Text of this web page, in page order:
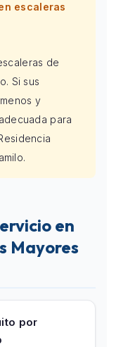
escaleras
de
Si sus
y
para
en
Mayores
por